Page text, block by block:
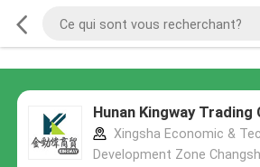
Hunan Kingway Trading
Xingsha Economic &
Development Zone